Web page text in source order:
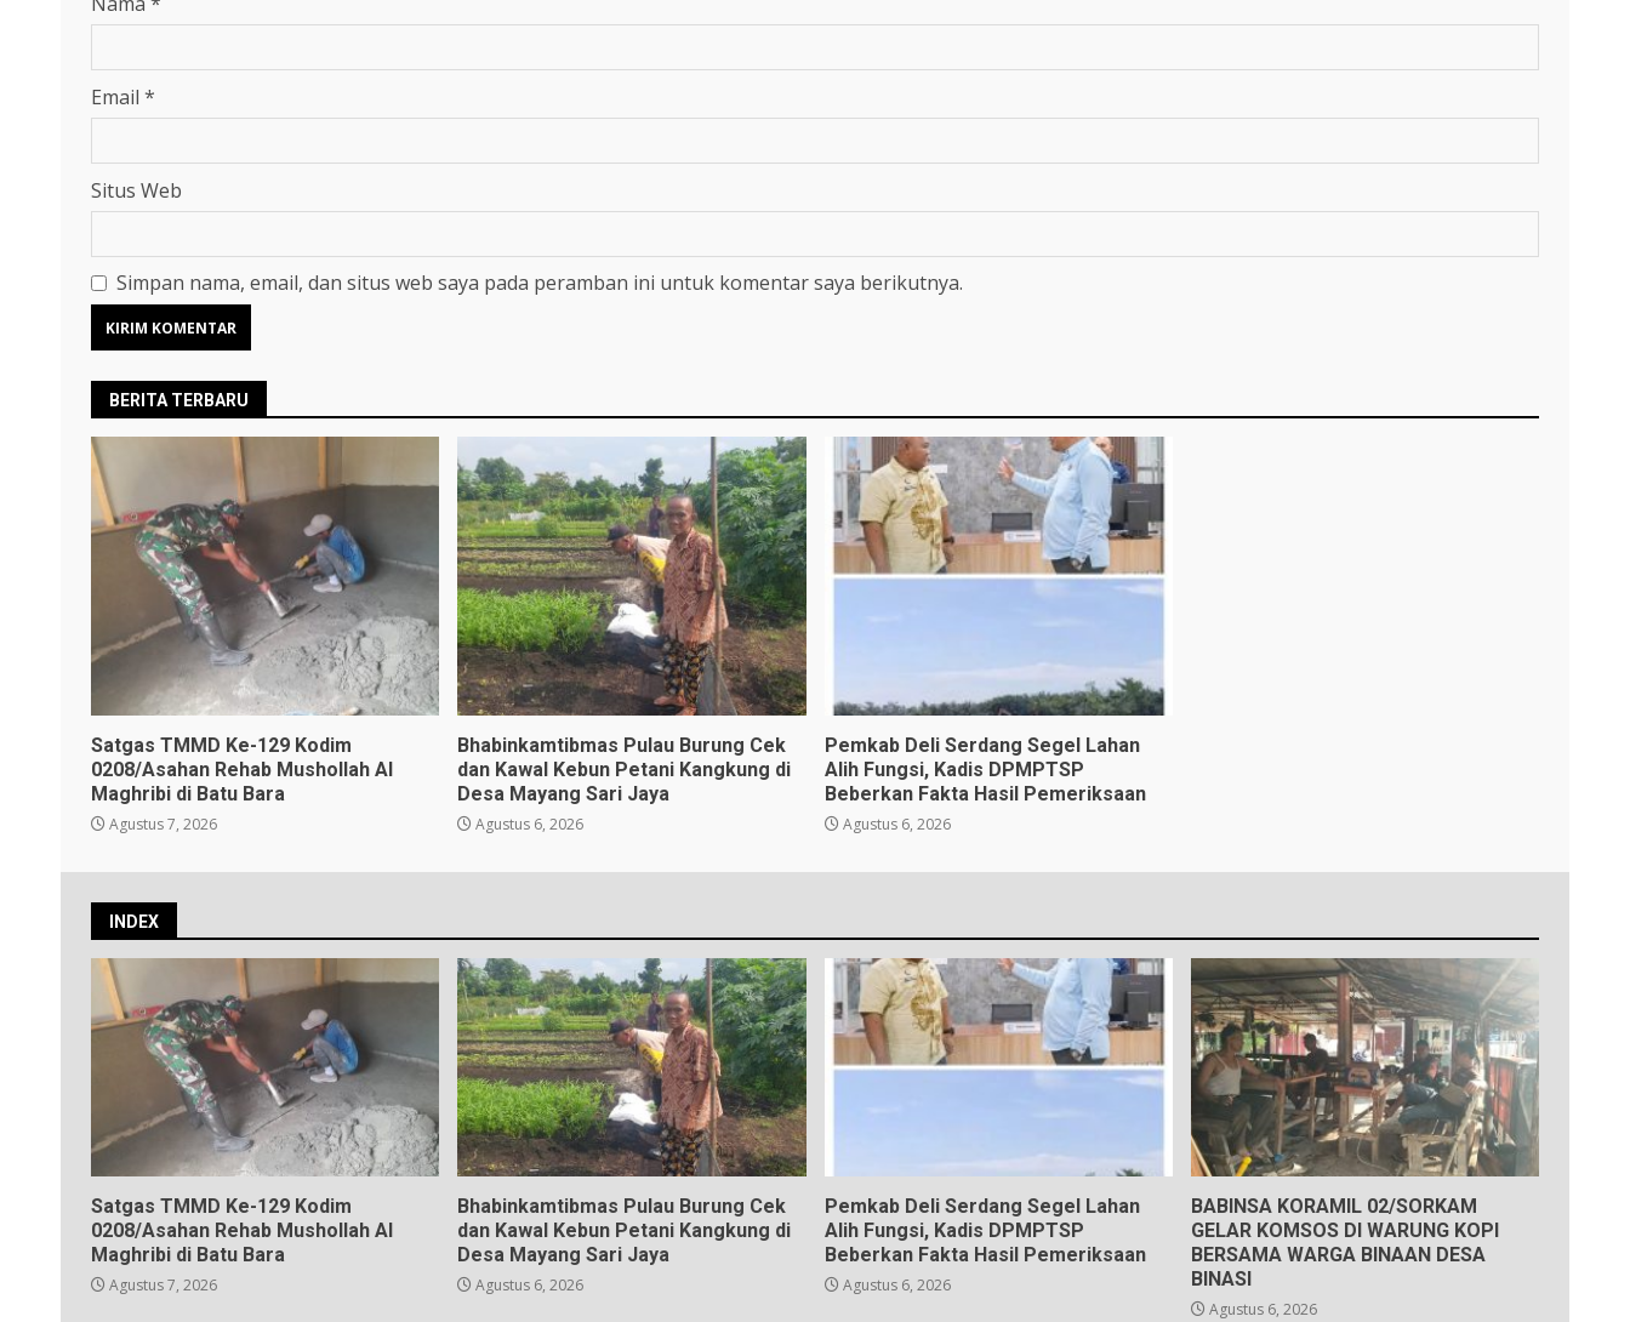
Email *
Situs Web
Simpan nama, email, dan situs web saya pada peramban ini untuk komentar saya berikutnya.
BERITA TERBARU
Satgas TMMD Ke-129 Kodim
0208/Asahan Rehab Mushollah Al
Maghribi di Batu Bara
Agustus 7, 2026
Bhabinkamtibmas Pulau Burung Cek
dan Kawal Kebun Petani Kangkung di
Desa Mayang Sari Jaya
Agustus 6, 2026
Pemkab Deli Serdang Segel Lahan
Alih Fungsi, Kadis DPMPTSP
Beberkan Fakta Hasil Pemeriksaan
Agustus 6, 2026
INDEX
Satgas TMMD Ke-129 Kodim
0208/Asahan Rehab Mushollah Al
Maghribi di Batu Bara
Agustus 7, 2026
Bhabinkamtibmas Pulau Burung Cek
dan Kawal Kebun Petani Kangkung di
Desa Mayang Sari Jaya
Agustus 6, 2026
Pemkab Deli Serdang Segel Lahan
Alih Fungsi, Kadis DPMPTSP
Beberkan Fakta Hasil Pemeriksaan
Agustus 6, 2026
BABINSA KORAMIL 02/SORKAM
GELAR KOMSOS DI WARUNG KOPI
BERSAMA WARGA BINAAN DESA
BINASI
Agustus 6, 2026